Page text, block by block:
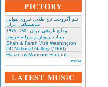
PICTORY
تیم آکروجت تاج طلایی نیروی هوایی
شاهنشاهی ایران
وقایع تاریخی‌ ایران ۱۹۵۰- ۱۹۷۹
بـیـاد داریوش و پروانه فروهر
Shah & Farah Visit Washington
DC National Gallery (1960)
Hasan-ali Mansour Funeral
more
LATEST MUSIC